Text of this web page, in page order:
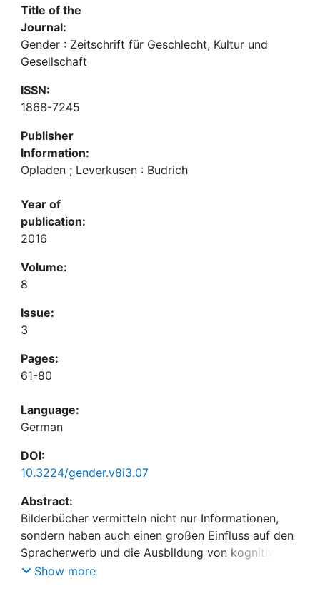
Title of the
Journal:
Gender : Zeitschrift für Geschlecht, Kultur und
Gesellschaft
ISSN:
1868-7245
Publisher
Information:
Opladen ; Leverkusen : Budrich
Year of
publication:
2016
Volume:
8
Issue:
3
Pages:
61-80
Language:
German
DOI:
10.3224/gender.v8i3.07
Abstract:
Bilderbücher vermitteln nicht nur Informationen,
sondern haben auch einen großen Einfluss auf den
Spracherwerb und die Ausbildung von kognitiven
Kompetenzen. Damit leisten sie einen zentralen
Show more